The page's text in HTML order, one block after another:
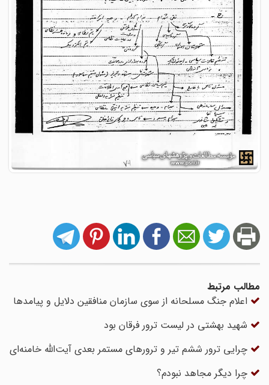
مطالب مرتبط
اعلام جنگ مسلحانه از سوی سازمان منافقین دلایل و پیامدها
شهید بهشتی در لیست ترور فرقان بود
چرایی ترور ششم تیر و ترورهای مستمر بعدی آیت‌الله خامنه‌ای
چرا دیگر مجاهد نبودم؟